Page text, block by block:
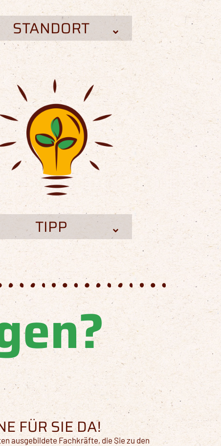
STANDORT
TIPP
FÜR SIE DA!
ausgebildete Fachkräfte, die Sie zu den